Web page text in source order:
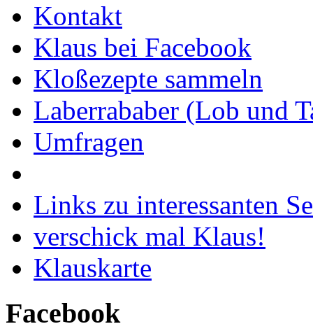
Kontakt
Klaus bei Facebook
Kloßezepte sammeln
Laberrababer (Lob und
Umfragen
Links zu interessanten
verschick mal Klaus!
Klauskarte
Facebook